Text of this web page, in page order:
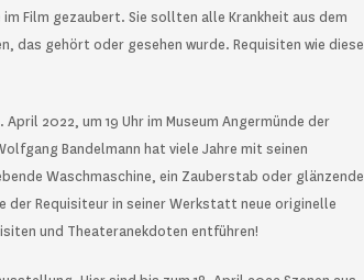
Film gezaubert. Sie sollten alle Krankheit aus dem
das gehört oder gesehen wurde. Requisiten wie diese
2022, um 19 Uhr im Museum Angermünde der
Bandelmann hat viele Jahre mit seinen
Waschmaschine, ein Zauberstab oder glänzende
der Requisiteur in seiner Werkstatt neue originelle
und Theateranekdoten entführen!